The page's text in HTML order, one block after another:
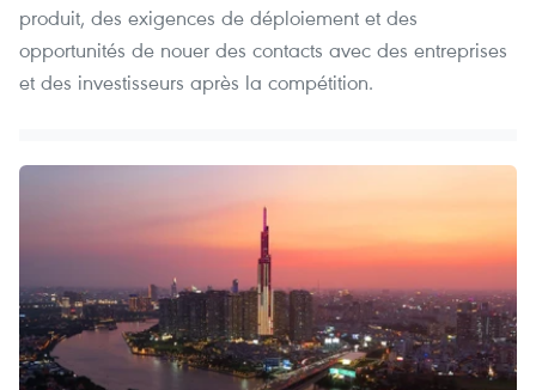
produit, des exigences de déploiement et des
opportunités de nouer des contacts avec des entreprises
et des investisseurs après la compétition.